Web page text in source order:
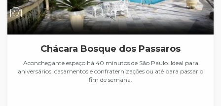
Chácara Bosque dos Passaros
Aconchegante espaço há 40 minutos de São Paulo. Ideal para
aniversários, casamentos e confraternizações ou até para passar o
fim de semana.